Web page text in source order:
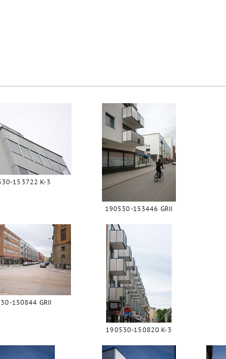
153722 K-3
190530-153446 GRII
150844 GRII
190530-150820 K-3